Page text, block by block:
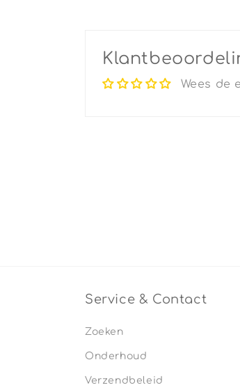
Wees de
Service & Contact
Zoeken
Onderhoud
Verzendbeleid